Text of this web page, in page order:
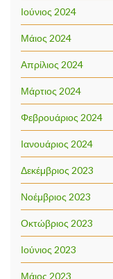
Ιούνιος 2024
Μάιος 2024
Απρίλιος 2024
Μάρτιος 2024
Φεβρουάριος 2024
Ιανουάριος 2024
Δεκέμβριος 2023
Νοέμβριος 2023
Οκτώβριος 2023
Ιούνιος 2023
Μάιος 2023